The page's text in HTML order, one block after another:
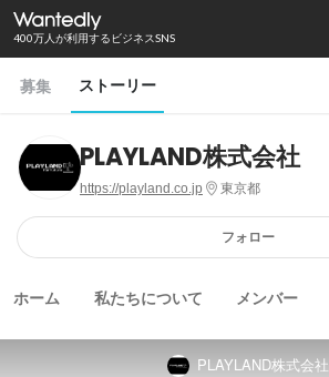
400万人が利用するビジネスSNS
募集 ストーリー
PLAYLAND株式会社
https://playland.co.jp 東京都
フォロー
ホーム 私たちについて メンバー
PLAYLAND株式会社